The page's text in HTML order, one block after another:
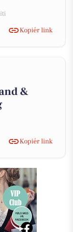
Kopiér link
&
Kopiér link